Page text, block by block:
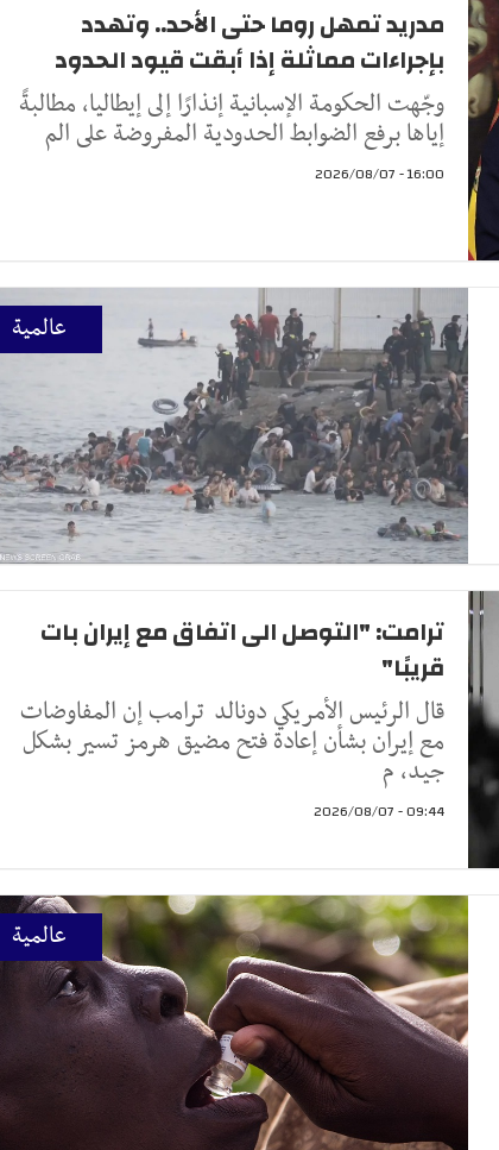
مدريد تمهل روما حتى الأحد.. وتهدد
بإجراءات مماثلة إذا أبقت قيود الحدود
وجّهت الحكومة الإسبانية إنذارًا إلى إيطاليا، مطالبةً
إياها برفع الضوابط الحدودية المفروضة على الم
16:00 - 2026/08/07
عالمية
ترامت: "التوصل الى اتفاق مع إيران بات
قريبًا"
قال الرئيس الأمريكي دونالد ترامب إن المفاوضات
مع إيران بشأن إعادة فتح مضيق هرمز تسير بشكل
جيد، م
09:44 - 2026/08/07
عالمية